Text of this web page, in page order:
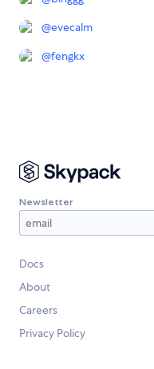
@evecalm
@fengkx
Newsletter
Docs
About
Careers
Privacy Policy